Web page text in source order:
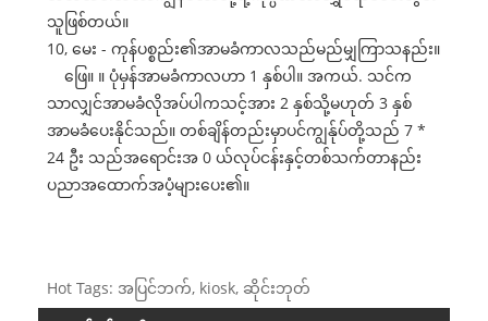
သူဖြစ်တယ်။
10, မေး - ကုန်ပစ္စည်း၏အာမခံကာလသည်မည်မျှကြာသနည်း။
ဖြေ။ ။ ပုံမှန်အာမခံကာလဟာ 1 နှစ်ပါ။ အကယ်. သင်က
သာလျှင်အာမခံလိုအပ်ပါကသင့်အား 2 နှစ်သို့မဟုတ် 3 နှစ်
အာမခံပေးနိုင်သည်။ တစ်ချိန်တည်းမှာပင်ကျွန်ုပ်တို့သည် 7 *
24 ဦး သည်အရောင်းအ 0 ယ်လုပ်ငန်းနှင့်တစ်သက်တာနည်း
ပညာအထောက်အပံ့များပေး၏။
Hot Tags: အပြင်ဘက်, kiosk, ဆိုင်းဘုတ်